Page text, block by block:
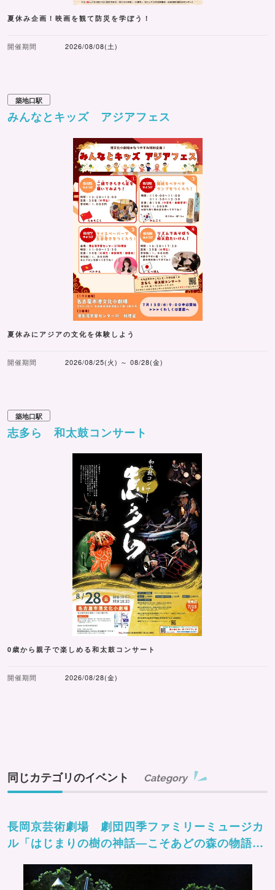
夏休み企画！映画を観て防災を学ぼう！
開催期間 2026/08/08(土)
築地口駅
みんなとキッズ アジアフェス
夏休みにアジアの文化を体験しよう
開催期間 2026/08/25(火) ～ 08/28(金)
築地口駅
志多ら 和太鼓コンサート
0歳から親子で楽しめる和太鼓コンサート
開催期間 2026/08/28(金)
同じカテゴリのイベント Category
長岡京芸術劇場 劇団四季ファミリーミュージカ
ル「はじまりの樹の神話―こそあどの森の物語